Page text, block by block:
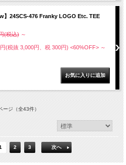
】24SCS-476 Franky LOGO Etc. TEE
(税込) ～
(税抜 3,000円、税 300円) <60%OFF> ～
ージ（全43件）
2 3 次へ